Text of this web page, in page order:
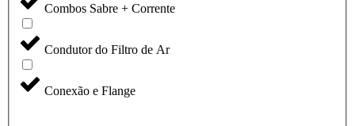
Combos Sabre + Corrente
Condutor do Filtro de Ar
Conexão e Flange